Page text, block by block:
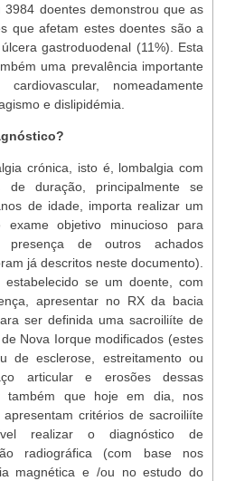
3984 doentes demonstrou que as
que afetam estes doentes são a
gastroduodenal (11%). Esta
uma prevalência importante
nomeadamente
e dislipidémia.
crónica, isto é, lombalgia com
duração, principalmente se
de idade, importa realizar um
exame objetivo minucioso para
presença de outros achados
já descritos neste documento).
se um doente, com
apresentar no RX da bacia
ser definida uma sacroiliíte de
Nova Iorque modificados (estes
de esclerose, estreitamento ou
articular e erosões dessas
também que hoje em dia, nos
critérios de sacroiliíte
realizar o diagnóstico de
radiográfica (com base nos
magnética e /ou no estudo do